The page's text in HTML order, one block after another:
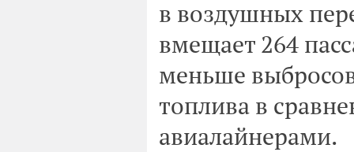
в воздушных
вмещает 264
меньше
топлива в
авиалайнерами.